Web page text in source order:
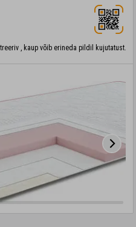
, kaup võib erineda pildil kujutatust.